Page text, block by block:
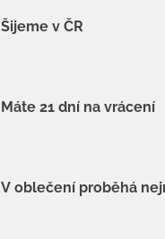
Šijeme v ČR
Máte 21 dní na vrácení
V oblečení proběhá